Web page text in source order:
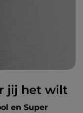
jij het wilt
en Super